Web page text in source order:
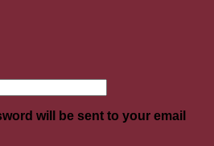
will be sent to your email